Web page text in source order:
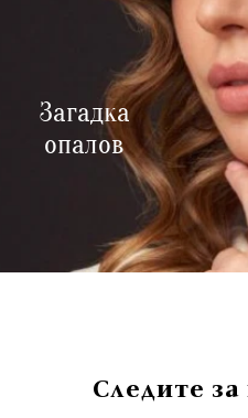
Загадка
опалов
Следите